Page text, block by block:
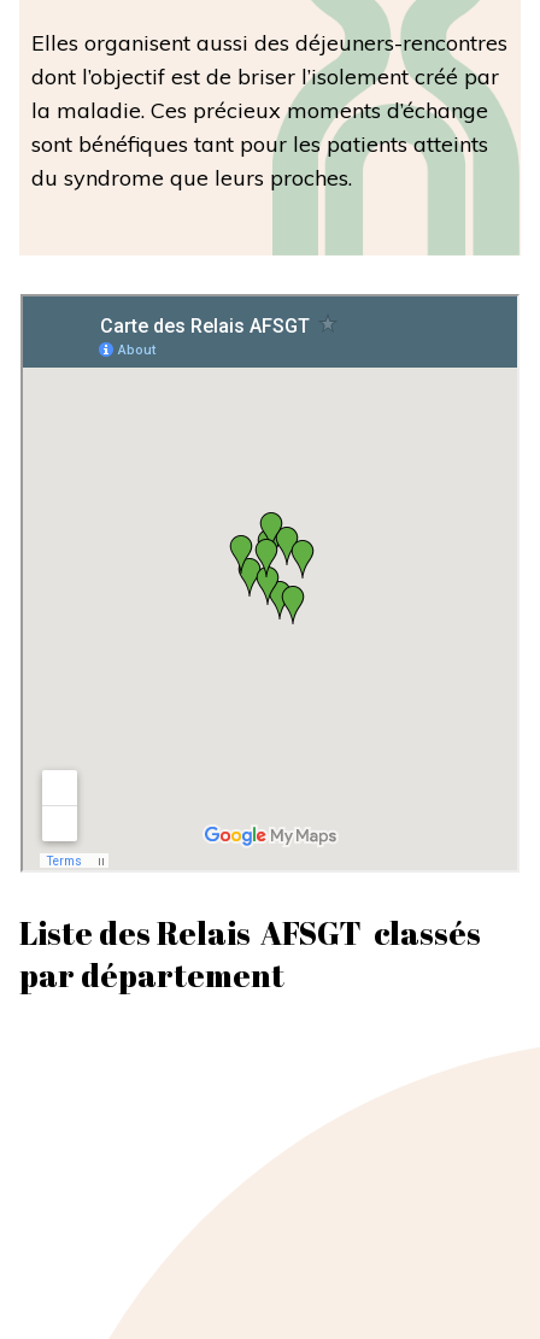
Elles organisent aussi des déjeuners-rencontres
dont l’objectif est de briser l’isolement créé par
la maladie. Ces précieux moments d’échange
sont bénéfiques tant pour les patients atteints
du syndrome que leurs proches.
Liste des Relais AFSGT classés
par département